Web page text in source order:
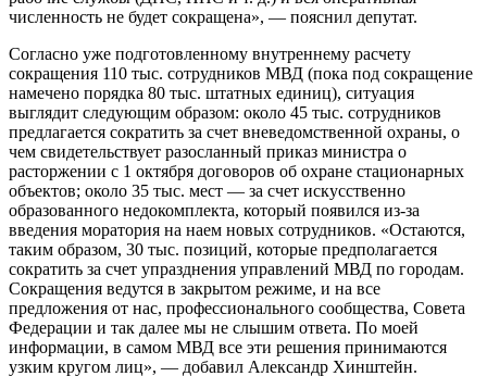
численность не будет сокращена», — пояснил депутат.
Согласно уже подготовленному внутреннему расчету
сокращения 110 тыс. сотрудников МВД (пока под сокращение
намечено порядка 80 тыс. штатных единиц), ситуация
выглядит следующим образом: около 45 тыс. сотрудников
предлагается сократить за счет вневедомственной охраны, о
чем свидетельствует разосланный приказ министра о
расторжении с 1 октября договоров об охране стационарных
объектов; около 35 тыс. мест — за счет искусственно
образованного недокомплекта, который появился из-за
введения моратория на наем новых сотрудников. «Остаются,
таким образом, 30 тыс. позиций, которые предполагается
сократить за счет упразднения управлений МВД по городам.
Сокращения ведутся в закрытом режиме, и на все
предложения от нас, профессионального сообщества, Совета
Федерации и так далее мы не слышим ответа. По моей
информации, в самом МВД все эти решения принимаются
узким кругом лиц», — добавил Александр Хинштейн.